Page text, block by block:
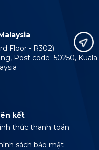
Floor - R302)
Post code: 50250, Kuala
kết
thức thanh toán
sách bảo mật